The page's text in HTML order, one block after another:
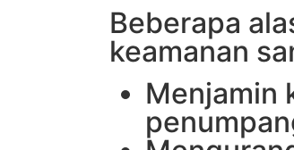
Beberapa
keamanan
Menjamin